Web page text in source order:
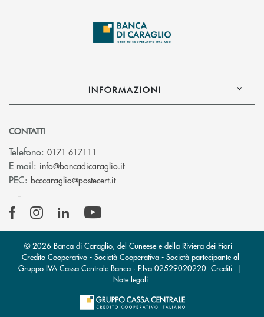
INFORMAZIONI
CONTATTI
Telefono: 0171 617111
E-mail: info@bancadicaraglio.it(si apre l’app di posta elettronica)
PEC: bcccaraglio@postecert.it(si apre l’app di posta elettronica)
© 2026 Banca di Caraglio, del Cuneese e della Riviera dei Fiori -
Credito Cooperativo - Società Cooperativa - Società partecipante al
Gruppo IVA Cassa Centrale Banca · P.Iva 02529020220 Crediti|
Note legali